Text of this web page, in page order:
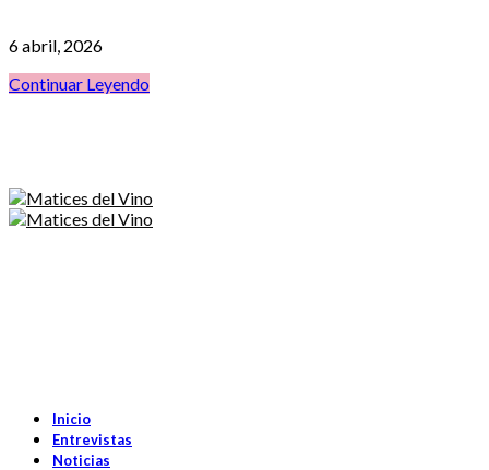
6 abril, 2026
Continuar Leyendo
Inicio
Entrevistas
Noticias